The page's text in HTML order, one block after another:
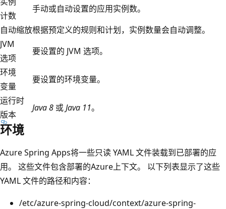
计数
手动或自动设置的应用实例数。
自动缩放根据预定义的规则和计划，实例数量会自动调整。
JVM
选项
要设置的 JVM 选项。
环境
变量
要设置的环境变量。
运行时
版本
Java 8 或Java 11。
环境
Azure Spring Apps将一些只读 YAML 文件装载到已部署的应
用。 这些文件包含部署的Azure上下文。 以下列表显示了这些
YAML 文件的路径和内容：
/etc/azure-spring-cloud/context/azure-spring-